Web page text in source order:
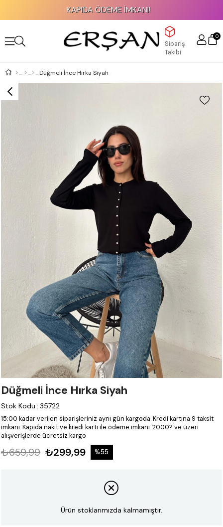
KAPIDA ÖDEME İMKANI!
Sipariş
Takibi
0
Düğmeli İnce Hırka Siyah
Düğmeli İnce Hırka Siyah
Stok Kodu : 35722
15:00 kadar verilen siparişleriniz aynı gün kargoda.Kredi kartına 9 taksit
imkanı.Kapıda nakit ve kredi kartı ile ödeme imkanı.2000? ve üzeri
alışverişlerde ücretsiz kargo
₺659,99 ₺299,99 %55
Ürün stoklarımızda kalmamıştır.